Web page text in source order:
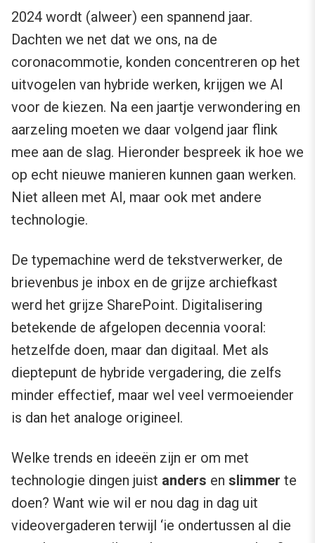
2024 wordt (alweer) een spannend jaar.
Dachten we net dat we ons, na de
coronacommotie, konden concentreren op het
uitvogelen van hybride werken, krijgen we AI
voor de kiezen. Na een jaartje verwondering en
aarzeling moeten we daar volgend jaar flink
mee aan de slag. Hieronder bespreek ik hoe we
op echt nieuwe manieren kunnen gaan werken.
Niet alleen met AI, maar ook met andere
technologie.
De typemachine werd de tekstverwerker, de
brievenbus je inbox en de grijze archiefkast
werd het grijze SharePoint. Digitalisering
betekende de afgelopen decennia vooral:
hetzelfde doen, maar dan digitaal. Met als
dieptepunt de hybride vergadering, die zelfs
minder effectief, maar wel veel vermoeiender
is dan het analoge origineel.
Welke trends en ideeën zijn er om met
technologie dingen juist anders en slimmer te
doen? Want wie wil er nou dag in dag uit
videovergaderen terwijl ‘ie ondertussen al die